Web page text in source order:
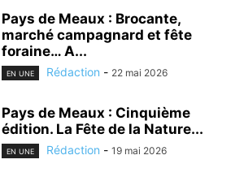
Pays de Meaux : Brocante,
marché campagnard et fête
foraine… A...
EN UNE Rédaction - 22 mai 2026
Pays de Meaux : Cinquième
édition. La Fête de la Nature...
EN UNE Rédaction - 19 mai 2026